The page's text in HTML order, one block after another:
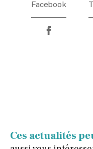
Facebook
Ces actualités